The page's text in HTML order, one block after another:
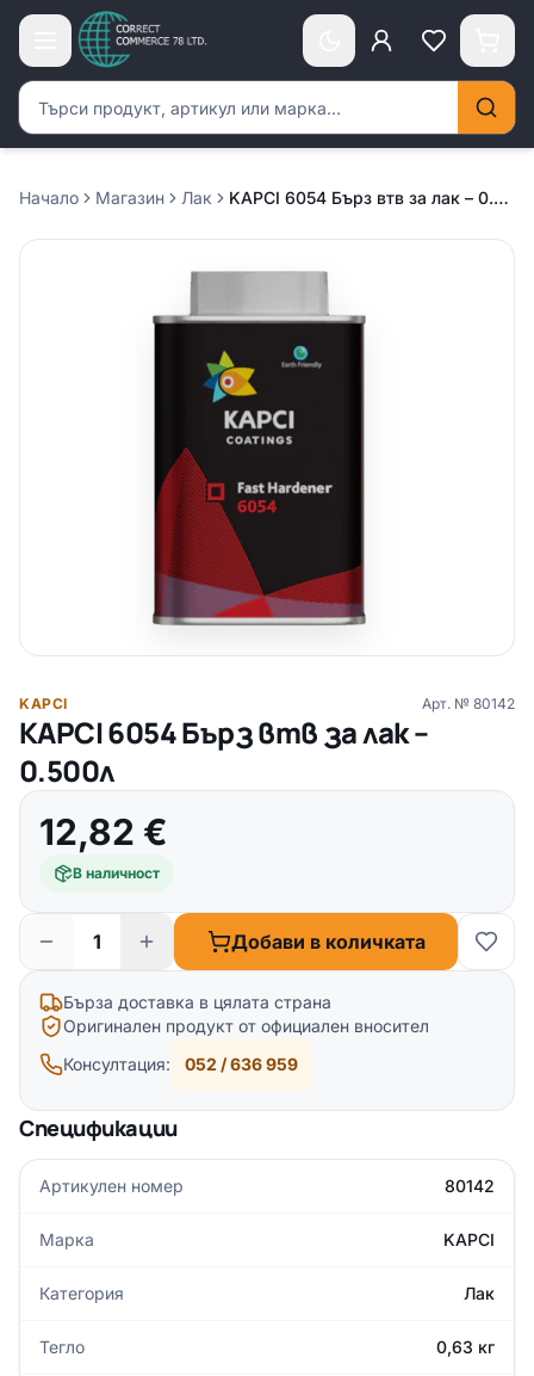
Търсене на продукти
Начало Магазин Лак KAPCI 6054 Бърз втв за лак – 0.500л
KAPCI Арт. № 80142
KAPCI 6054 Бърз втв за лак –
0.500л
12,82 €
В наличност
Добави в количката
Бърза доставка в цялата страна
Оригинален продукт от официален вносител
Консултация:
052 / 636 959
Спецификации
Артикулен номер 80142
Марка KAPCI
Категория Лак
Тегло 0,63 кг